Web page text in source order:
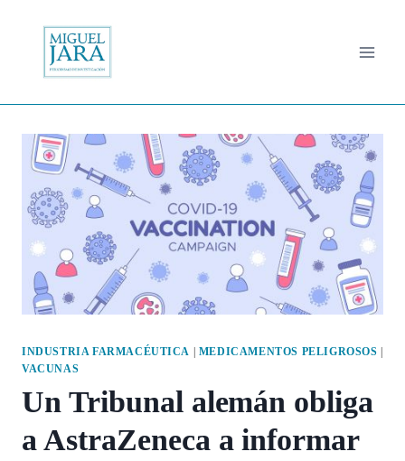
contenido
INDUSTRIA FARMACÉUTICA MEDICAMENTOS PELIGROSOS
VACUNAS
Un Tribunal alemán obliga
a AstraZeneca a informar